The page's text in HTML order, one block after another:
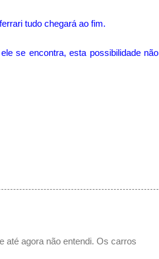
tudo chegará ao fim.
se encontra, esta possibilidade não
até agora não entendi. Os carros